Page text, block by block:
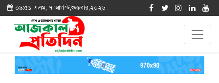
০৯:৫১ এএম, ৭ আগস্ট,শুক্রবার,২০২৬